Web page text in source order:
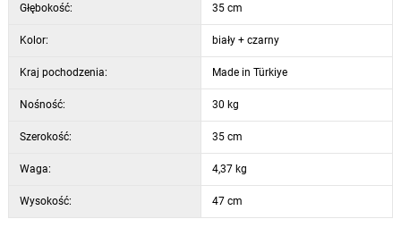
Głębokość: 35 cm
Kolor: biały + czarny
Kraj pochodzenia: Made in Türkiye
Nośność: 30 kg
Szerokość: 35 cm
Waga: 4,37 kg
Wysokość: 47 cm